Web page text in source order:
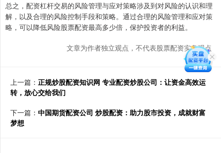
总之，配资杠杆交易的风险管理与应对策略涉及到对风险的认识和理
解，以及合理的风险控制手段和策略。通过合理的风险管理和应对策
略，可以降低风险股票配资最高多少倍，保护投资者的利益。
文章为作者独立观点，不代表股票配资实盘观点
上一篇： 正规炒股配资知识网 专业配资炒股公司：让资金高效运
转，放心交给我们
下一篇： 中国期货配资公司 炒股配资：助力股市投资，成就财富
梦想